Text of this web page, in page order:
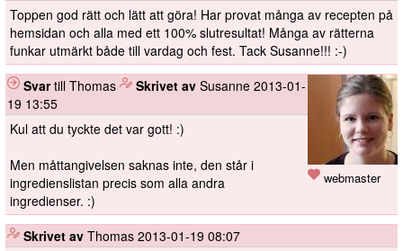
Toppen god rätt och lätt att göra! Har provat många av recepten på
hemsidan och alla med ett 100% slutresultat! Många av rätterna
funkar utmärkt både till vardag och fest. Tack Susanne!!! :-)
webmaster
Svartill Thomas Skrivet av Susanne 2013-01-
19 13:55
Kul att du tyckte det var gott! :)
Men måttangivelsen saknas inte, den står i
ingredienslistan precis som alla andra
ingredienser. :)
Skrivet av Thomas 2013-01-19 08:07